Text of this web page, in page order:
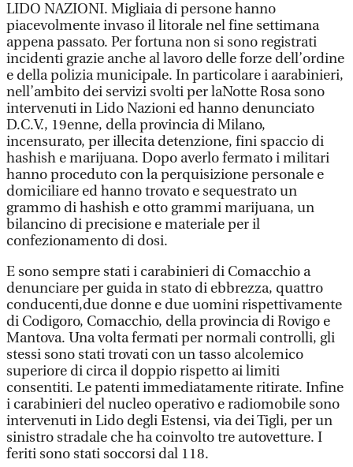
LIDO NAZIONI. Migliaia di persone hanno
piacevolmente invaso il litorale nel fine settimana
appena passato. Per fortuna non si sono registrati
incidenti grazie anche al lavoro delle forze dell’ordine
e della polizia municipale. In particolare i aarabinieri,
nell’ambito dei servizi svolti per laNotte Rosa sono
intervenuti in Lido Nazioni ed hanno denunciato
D.C.V., 19enne, della provincia di Milano,
incensurato, per illecita detenzione, fini spaccio di
hashish e marijuana. Dopo averlo fermato i militari
hanno proceduto con la perquisizione personale e
domiciliare ed hanno trovato e sequestrato un
grammo di hashish e otto grammi marijuana, un
bilancino di precisione e materiale per il
confezionamento di dosi.
E sono sempre stati i carabinieri di Comacchio a
denunciare per guida in stato di ebbrezza, quattro
conducenti,due donne e due uomini rispettivamente
di Codigoro, Comacchio, della provincia di Rovigo e
Mantova. Una volta fermati per normali controlli, gli
stessi sono stati trovati con un tasso alcolemico
superiore di circa il doppio rispetto ai limiti
consentiti. Le patenti immediatamente ritirate. Infine
i carabinieri del nucleo operativo e radiomobile sono
intervenuti in Lido degli Estensi, via dei Tigli, per un
sinistro stradale che ha coinvolto tre autovetture. I
feriti sono stati soccorsi dal 118.